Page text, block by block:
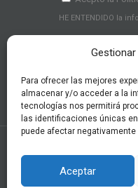
Para ofrecer las mejores
almacenar y/o acceder a la
tecnologías nos permitirá
las identificaciones únicas
puede afectar
Aceptar
HE ENTENDIDO la